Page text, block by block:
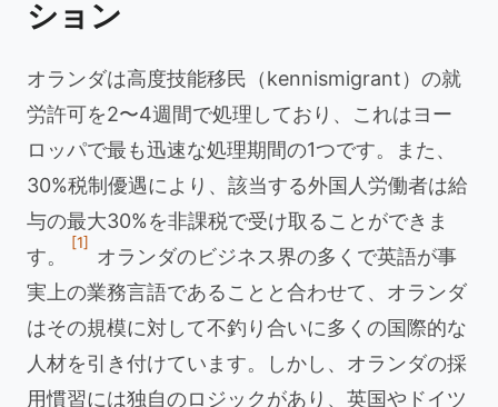
ション
オランダは高度技能移民（kennismigrant）の就
労許可を2〜4週間で処理しており、これはヨー
ロッパで最も迅速な処理期間の1つです。また、
30%税制優遇により、該当する外国人労働者は給
与の最大30%を非課税で受け取ることができま
す。
[1]
オランダのビジネス界の多くで英語が事
実上の業務言語であることと合わせて、オランダ
はその規模に対して不釣り合いに多くの国際的な
人材を引き付けています。しかし、オランダの採
用慣習には独自のロジックがあり、英国やドイツ